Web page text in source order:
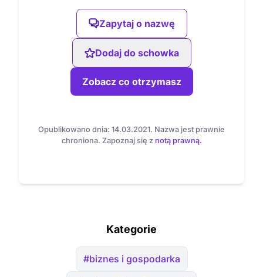
Zapytaj o nazwę
Dodaj do schowka
Zobacz co otrzymasz
Opublikowano dnia: 14.03.2021. Nazwa jest prawnie
chroniona. Zapoznaj się z notą prawną.
Kategorie
#biznes i gospodarka